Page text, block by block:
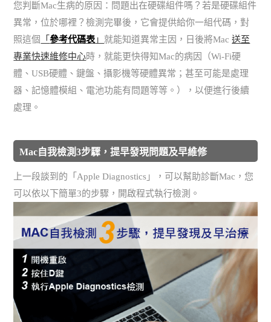
您判斷Mac生病的原因：問題出在硬碟組件嗎？若是硬碟組件
異常，位於哪裡？檢測完畢後，它會提供給你一組代碼，對
照這個
「參考代碼表 」就能知道異常主因，日後將Mac送至
專業快速維修中心時，就能更快得知Mac的病因（Wi-Fi硬
體、USB硬體、鍵盤、攝影機等硬體異常；甚至可能是處理
器、記憶體模組、電池功能有問題等等。），以便進行後續
處理。
Mac自我檢測3步驟，提早發現問題及早維修
上一段談到的「Apple Diagnostics」，可以幫助診斷Mac，您
可以依以下簡單3的步驟，開啟程式執行檢測。